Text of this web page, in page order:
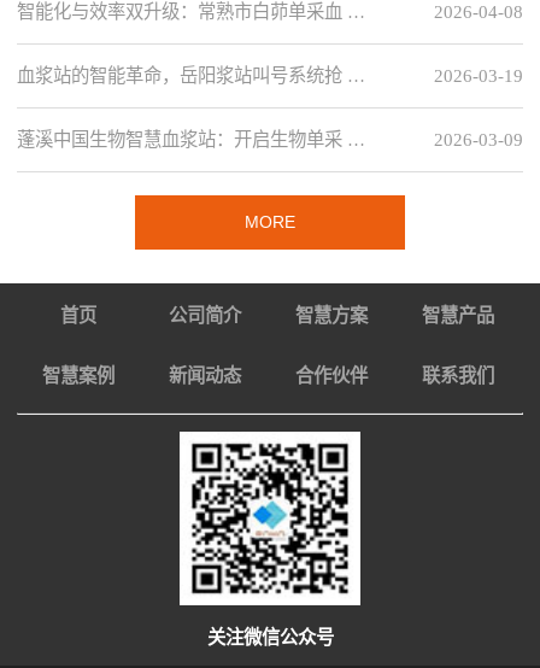
2026-04-08
智能化与效率双升级：常熟市白茆单采血 …
2026-03-19
血浆站的智能革命，岳阳浆站叫号系统抢 …
2026-03-09
蓬溪中国生物智慧血浆站：开启生物单采 …
MORE
首页 公司简介 智慧方案 智慧产品
智慧案例 新闻动态 合作伙伴 联系我们
关注微信公众号